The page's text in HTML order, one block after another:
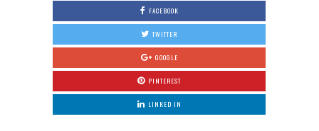
FACEBOOK
TWITTER
GOOGLE
PINTEREST
LINKED IN